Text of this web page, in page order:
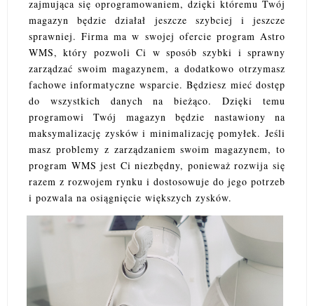
zajmująca się oprogramowaniem, dzięki któremu Twój
magazyn będzie działał jeszcze szybciej i jeszcze
sprawniej. Firma ma w swojej ofercie program Astro
WMS, który pozwoli Ci w sposób szybki i sprawny
zarządzać swoim magazynem, a dodatkowo otrzymasz
fachowe informatyczne wsparcie. Będziesz mieć dostęp
do wszystkich danych na bieżąco. Dzięki temu
programowi Twój magazyn będzie nastawiony na
maksymalizację zysków i minimalizację pomyłek. Jeśli
masz problemy z zarządzaniem swoim magazynem, to
program WMS jest Ci niezbędny, ponieważ rozwija się
razem z rozwojem rynku i dostosowuje do jego potrzeb
i pozwala na osiągnięcie większych zysków.